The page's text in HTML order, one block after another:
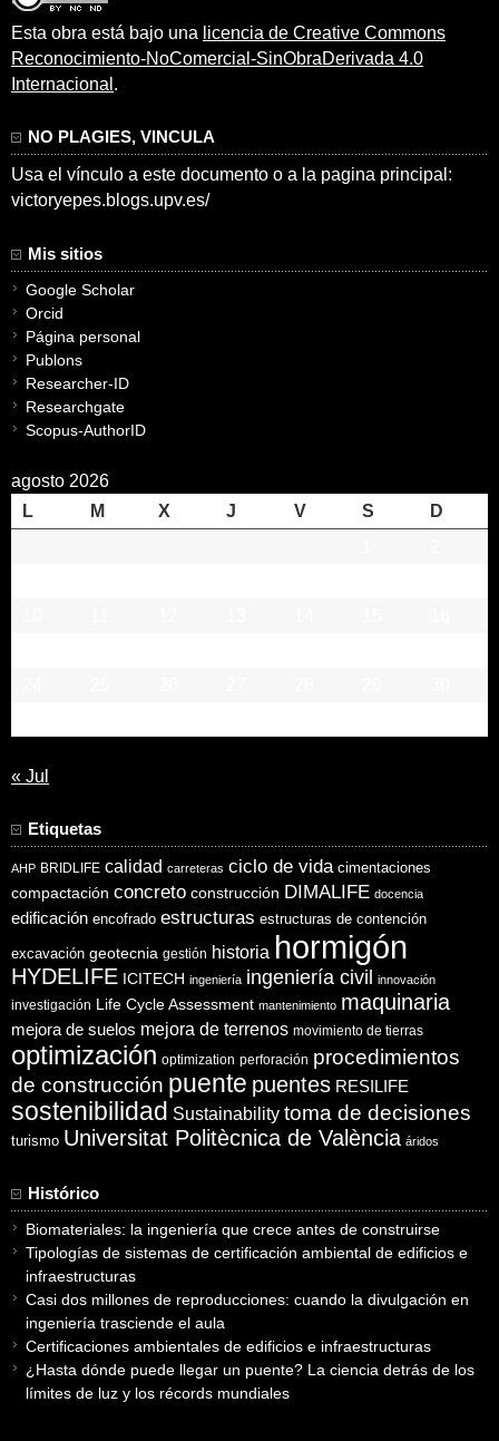
Esta obra está bajo una licencia de Creative Commons
Reconocimiento-NoComercial-SinObraDerivada 4.0
Internacional .
NO PLAGIES, VINCULA
Usa el vínculo a este documento o a la pagina principal:
victoryepes.blogs.upv.es/
Mis sitios
Google Scholar
Orcid
Página personal
Publons
Researcher-ID
Researchgate
Scopus-AuthorID
agosto 2026
L
M X J V S
D
« Jul
Etiquetas
AHP BRIDLIFE calidad carreteras ciclo de vida cimentaciones
compactación concreto construcción DIMALIFE docencia
edificación encofrado estructuras estructuras de contención
excavación geotecnia gestión historia hormigón
HYDELIFE ICITECH ingeniería ingeniería civil innovación
investigación Life Cycle Assessment mantenimiento maquinaria
mejora de suelos mejora de terrenos movimiento de tierras
optimización optimization perforación procedimientos
de construcción puente puentes RESILIFE
sostenibilidad Sustainability toma de decisiones
turismo Universitat Politècnica de València áridos
Histórico
Biomateriales: la ingeniería que crece antes de construirse
Tipologías de sistemas de certificación ambiental de edificios e
infraestructuras
Casi dos millones de reproducciones: cuando la divulgación en
ingeniería trasciende el aula
Certificaciones ambientales de edificios e infraestructuras
¿Hasta dónde puede llegar un puente? La ciencia detrás de los
límites de luz y los récords mundiales